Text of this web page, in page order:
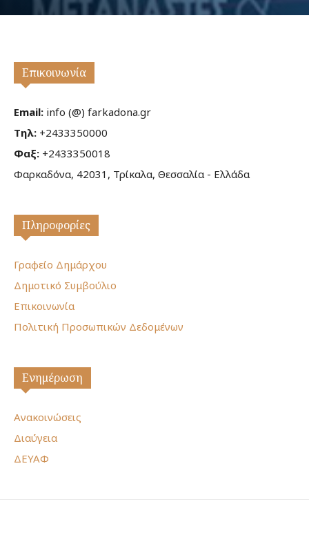
Επικοινωνία
Email: info (@) farkadona.gr
Τηλ: +2433350000
Φαξ: +2433350018
Φαρκαδόνα, 42031, Τρίκαλα, Θεσσαλία - Ελλάδα
Πληροφορίες
Γραφείο Δημάρχου
Δημοτικό Συμβούλιο
Επικοινωνία
Πολιτική Προσωπικών Δεδομένων
Ενημέρωση
Ανακοινώσεις
Διαύγεια
ΔΕΥΑΦ